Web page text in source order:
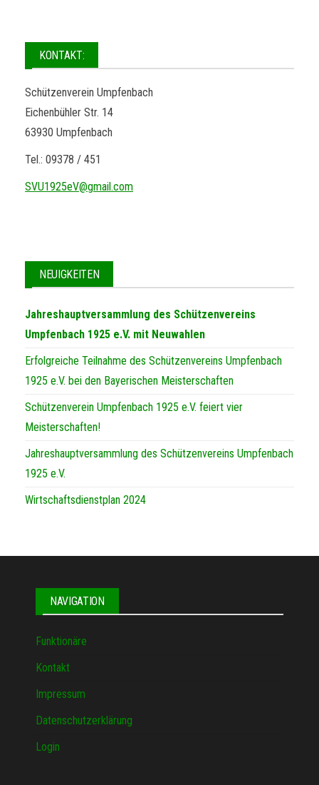
KONTAKT:
Schützenverein Umpfenbach
Eichenbühler Str. 14
63930 Umpfenbach
Tel.: 09378 / 451
SVU1925eV@gmail.com
NEUIGKEITEN
Jahreshauptversammlung des Schützenvereins
Umpfenbach 1925 e.V. mit Neuwahlen
Erfolgreiche Teilnahme des Schützenvereins Umpfenbach
1925 e.V. bei den Bayerischen Meisterschaften
Schützenverein Umpfenbach 1925 e.V. feiert vier
Meisterschaften!
Jahreshauptversammlung des Schützenvereins Umpfenbach
1925 e.V.
Wirtschaftsdienstplan 2024
NAVIGATION
Funktionäre
Kontakt
Impressum
Datenschutzerklärung
Login